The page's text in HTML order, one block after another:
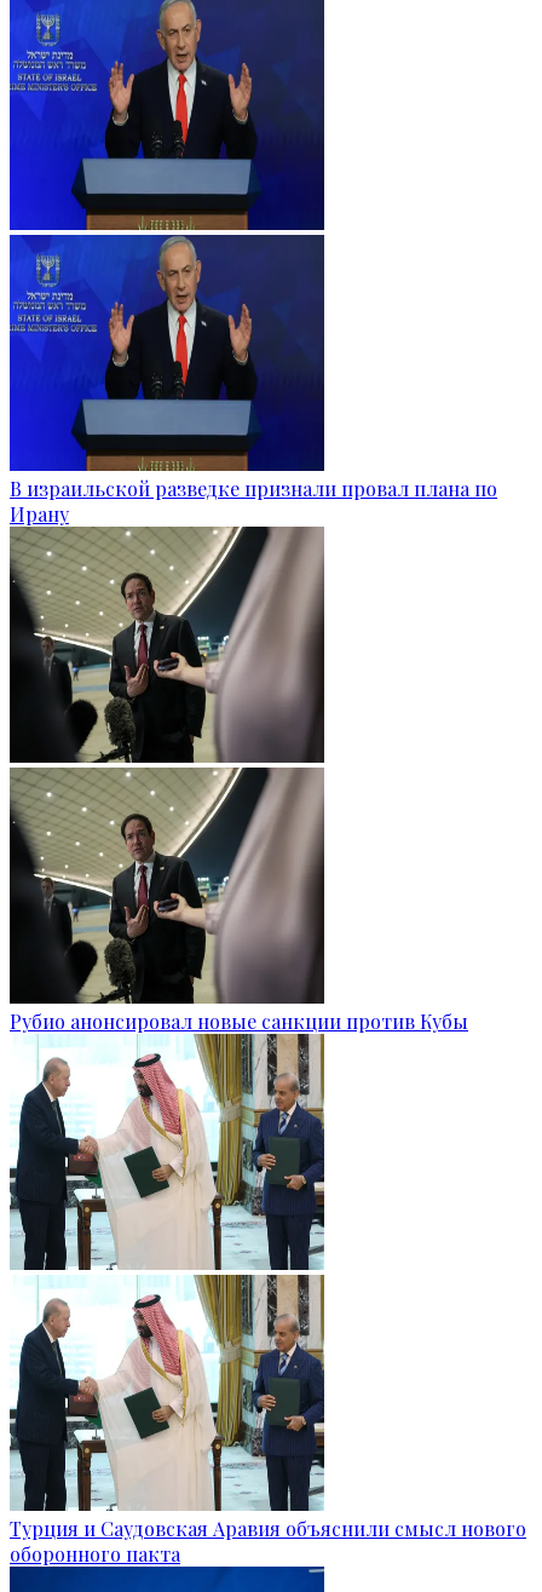
В израильской разведке признали провал плана по
Ирану
Рубио анонсировал новые санкции против Кубы
Турция и Саудовская Аравия объяснили смысл нового
оборонного пакта